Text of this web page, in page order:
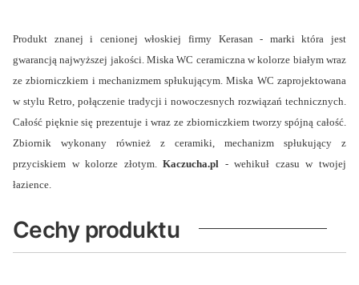
Produkt znanej i cenionej włoskiej firmy Kerasan - marki która jest
gwarancją najwyższej jakości. Miska WC ceramiczna w kolorze białym wraz
ze zbiorniczkiem i mechanizmem spłukującym. Miska WC zaprojektowana
w stylu Retro, połączenie tradycji i nowoczesnych rozwiązań technicznych.
Całość pięknie się prezentuje i wraz ze zbiorniczkiem tworzy spójną całość.
Zbiornik wykonany również z ceramiki, mechanizm spłukujący z
przyciskiem w kolorze złotym.Kaczucha.pl - wehikuł czasu w twojej
łazience.
Cechy produktu